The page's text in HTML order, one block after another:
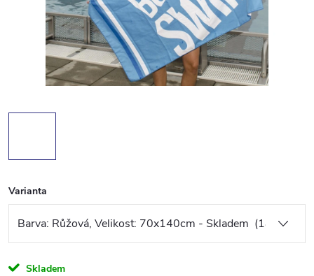
Varianta
Skladem